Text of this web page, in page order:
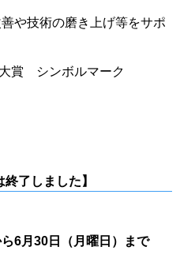
や技術の磨き上げ等をサポ
大賞 シンボルマーク
了しました】
6月30日（月曜日）まで